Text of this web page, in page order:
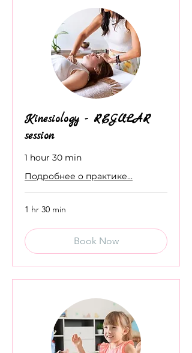
Kinesiology - REGULAR
session
1 hour 30 min
Подробнее о практике...
1 hr 30 min
Book Now